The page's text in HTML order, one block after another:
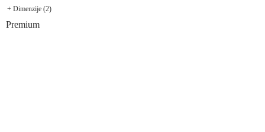
+ Dimenzije (2)
Premium